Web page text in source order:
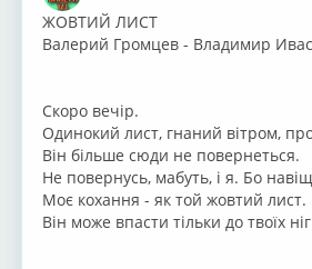
ЖОВТИЙ ЛИСТ
Валерий Громцев - Владимир
Скоро вечiр.
Одинокий лист, гнаний вiтром,
Вiн бiльше сюди не повернеться.
Не повернусь, мабуть, i я. Бо
Моє кохання - як той жовтий лист.
Вiн може впасти тiльки до твоïх